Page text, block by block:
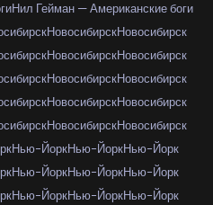
Нил Гейман — Американские боги
НовосибирскНовосибирск
НовосибирскНовосибирск
НовосибирскНовосибирск
НовосибирскНовосибирск
НовосибирскНовосибирск
Нью-ЙоркНью-ЙоркНью-Йорк
Нью-ЙоркНью-ЙоркНью-Йорк
Нью-ЙоркНью-ЙоркНью-Йорк